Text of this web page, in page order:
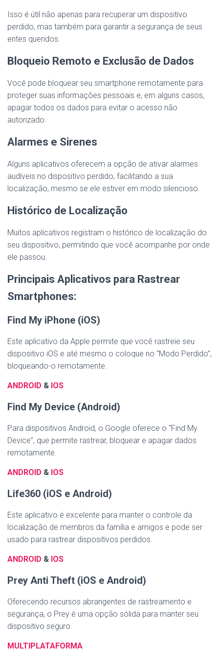
Isso é útil não apenas para recuperar um dispositivo
perdido, mas também para garantir a segurança de seus
entes queridos.
Bloqueio Remoto e Exclusão de Dados
Você pode bloquear seu smartphone remotamente para
proteger suas informações pessoais e, em alguns casos,
apagar todos os dados para evitar o acesso não
autorizado.
Alarmes e Sirenes
Alguns aplicativos oferecem a opção de ativar alarmes
audíveis no dispositivo perdido, facilitando a sua
localização, mesmo se ele estiver em modo silencioso.
Histórico de Localização
Muitos aplicativos registram o histórico de localização do
seu dispositivo, permitindo que você acompanhe por onde
ele passou.
Principais Aplicativos para Rastrear
Smartphones:
Find My iPhone (iOS)
Este aplicativo da Apple permite que você rastreie seu
dispositivo iOS e até mesmo o coloque no “Modo Perdido”,
bloqueando-o remotamente.
ANDROID & IOS
Find My Device (Android)
Para dispositivos Android, o Google oferece o “Find My
Device”, que permite rastrear, bloquear e apagar dados
remotamente.
ANDROID & IOS
Life360 (iOS e Android)
Este aplicativo é excelente para manter o controle da
localização de membros da família e amigos e pode ser
usado para rastrear dispositivos perdidos.
ANDROID & IOS
Prey Anti Theft (iOS e Android)
Oferecendo recursos abrangentes de rastreamento e
segurança, o Prey é uma opção sólida para manter seu
dispositivo seguro.
MULTIPLATAFORMA